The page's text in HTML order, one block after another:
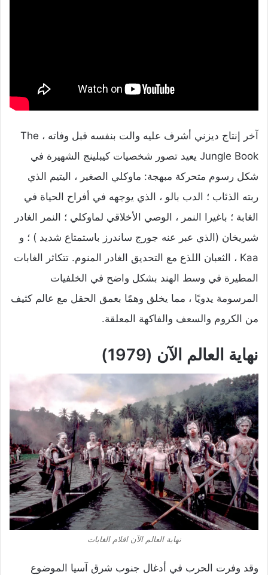
آخر إنتاج ديزني أشرف عليه والت بنفسه قبل وفاته ، The
Jungle Book يعيد تصور شخصيات كيبلينج الشهيرة في
شكل رسوم متحركة مبهجة: ماوكلي الصغير ، اليتيم الذي
ربته الذئاب ؛ الدب بالو ، الذي يوجهه في أفراح الحياة في
الغابة ؛ باغيرا النمر ، الوصي الأخلاقي لماوكلي ؛ النمر الغادر
شيريخان (الذي عبر عنه جورج ساندرز باستمتاع شديد ) ؛ و
Kaa ، الثعبان اللذع مع التحديق الغادر المنوم. تتكاثر الغابات
المطيرة في وسط الهند بشكل واضح في الخلفيات
المرسومة يدويًا ، مما يخلق وهمًا بعمق الحقل مع عالم كثيف
من الكروم والسعف والفاكهة المعلقة.
نهاية العالم الآن (1979)
نهاية العالم الآن افلام الغابات
وقد وفرت الحرب في أدغال جنوب شرق آسيا الموضوع